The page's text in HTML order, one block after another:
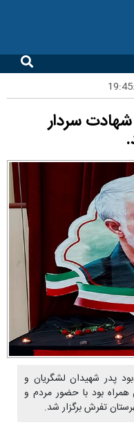
سردار
پدر شهیدان لشگریان و
بود با حضور مردم و
تفرش برگزار شد.